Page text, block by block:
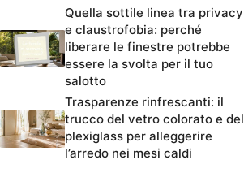
Quella sottile linea tra privacy
e claustrofobia: perché
liberare le finestre potrebbe
essere la svolta per il tuo
salotto
Trasparenze rinfrescanti: il
trucco del vetro colorato e del
plexiglass per alleggerire
l’arredo nei mesi caldi